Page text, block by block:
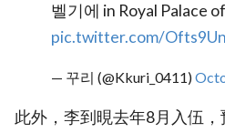
벨기에 in Royal Palace
pic.twitter.com/
— 꾸리 (@Kkuri_0411)
此外，李到晛去年8月入伍